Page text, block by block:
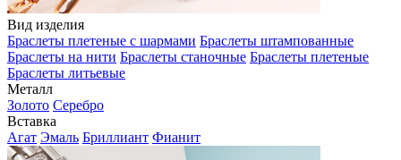
Вид изделия
Браслеты плетеные с шармами Браслеты штампованные
Браслеты на нити Браслеты станочные Браслеты плетеные
Браслеты литьевые
Металл
Золото Серебро
Вставка
Агат Эмаль Бриллиант Фианит